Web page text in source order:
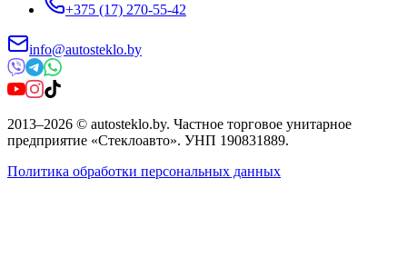
+375 (17) 270-55-42
info@autosteklo.by
2013–2026 © autosteklo.by. Частное торговое унитарное
предприятие «Стеклоавто». УНП 190831889.
Политика обработки персональных данных